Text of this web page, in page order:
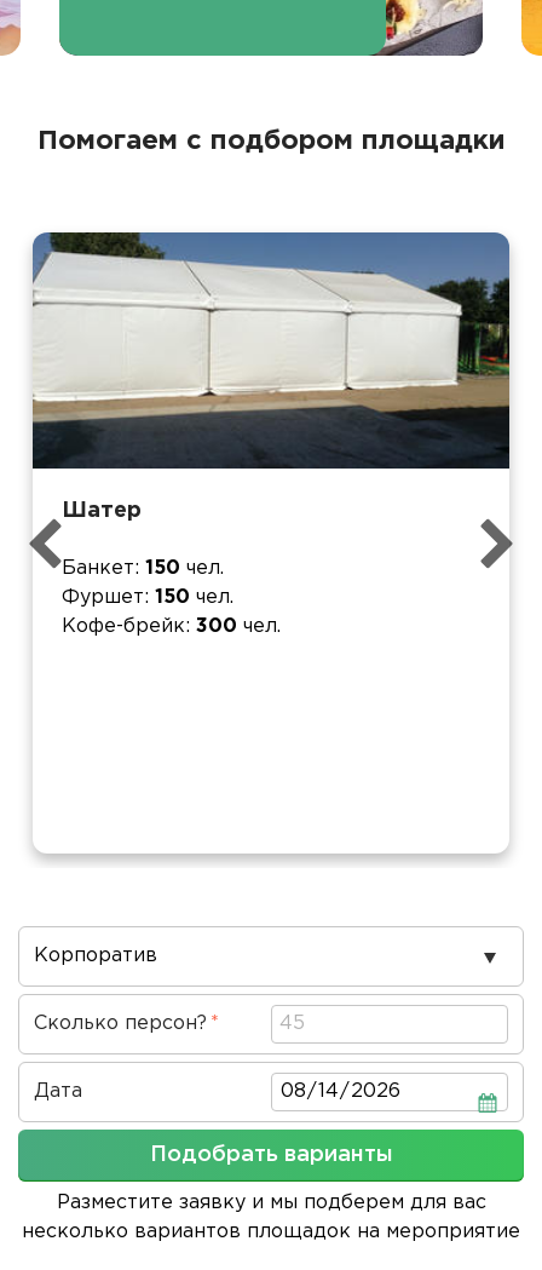
Помогаем с подбором площадки
Шатер
Банкет 150 чел.
Фуршет
150 чел.
Кофе-брейк
300 чел.
Повод
проведения
Сколько персон?
Дата Дата
Подобрать варианты
Разместите заявку и мы подберем для вас
несколько вариантов площадок на мероприятие